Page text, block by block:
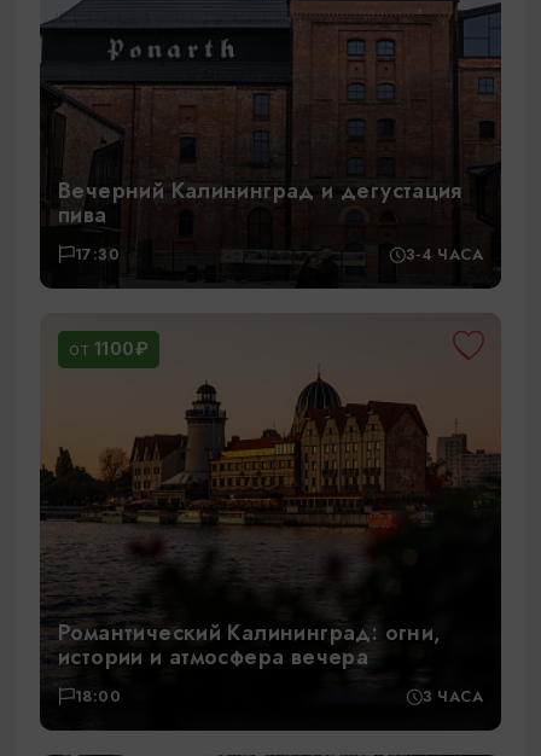
Вечерний Калининград и дегустация
пива
17:30 3-4 ЧАСА
ОТ 1100₽
Романтический Калининград: огни,
истории и атмосфера вечера
18:00 3 ЧАСА